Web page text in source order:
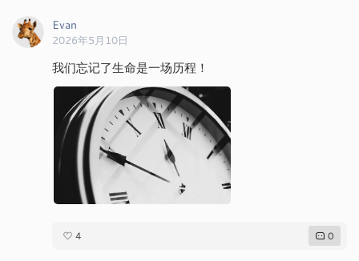
Evan
2026年5月10日
我们忘记了生命是一场历程！
4 0